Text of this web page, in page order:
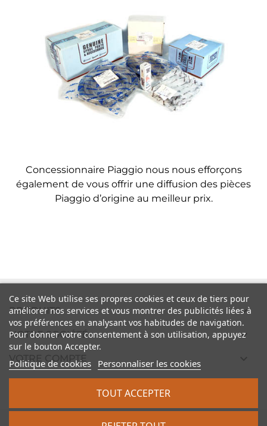
Concessionnaire Piaggio nous nous efforçons
également de vous offrir une diffusion des pièces
Piaggio d’origine au meilleur prix.
PRODUITS 
NOTRE SOCIÉTÉ 
VOTRE COMPTE
Ce site Web utilise ses propres cookies et ceux de tiers pour
améliorer nos services et vous montrer des publicités liées à
vos préférences en analysant vos habitudes de navigation.
Pour donner votre consentement à son utilisation, appuyez
sur le bouton Accepter.
Politique de cookies Personnaliser les cookies
TOUT ACCEPTER
2026 - vintagescooter.com